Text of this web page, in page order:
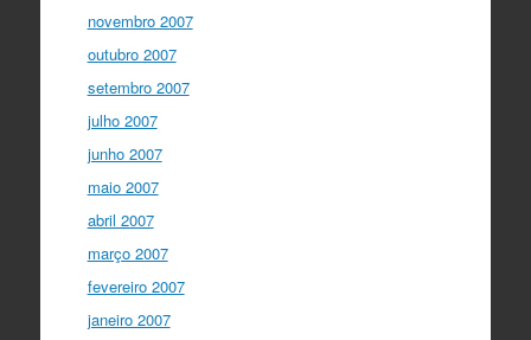
novembro 2007
outubro 2007
setembro 2007
julho 2007
junho 2007
maio 2007
abril 2007
março 2007
fevereiro 2007
janeiro 2007